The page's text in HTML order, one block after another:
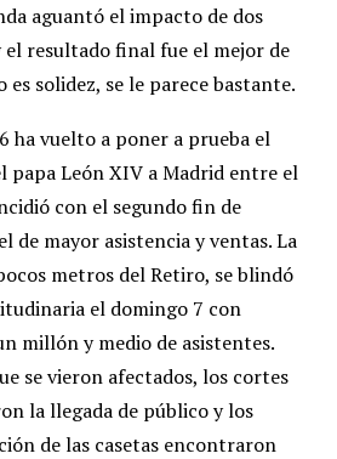
aguantó el impacto de dos
el resultado final fue el mejor de
es solidez, se le parece bastante.
ha vuelto a poner a prueba el
papa León XIV a Madrid entre el
con el segundo fin de
de mayor asistencia y ventas. La
metros del Retiro, se blindó
el domingo 7 con
millón y medio de asistentes.
se vieron afectados, los cortes
la llegada de público y los
de las casetas encontraron